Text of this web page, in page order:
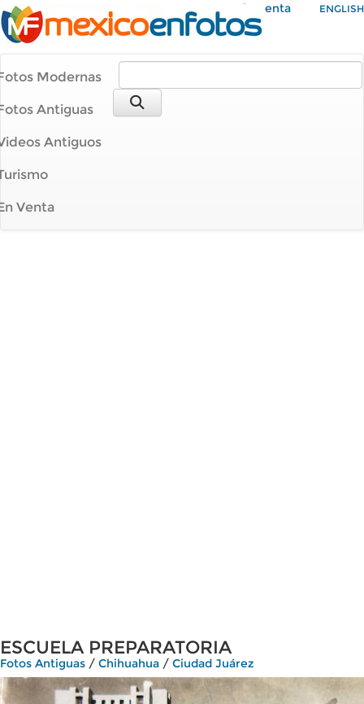
Mi Cuenta ENGLISH
Modernas
Antiguas
Antiguos
Venta
ESCUELA PREPARATORIA
Fotos Antiguas / Chihuahua / Ciudad Juárez